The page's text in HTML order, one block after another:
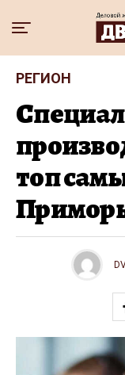
РЕГИОН
топ